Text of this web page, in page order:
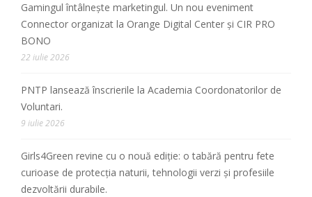
Gamingul întâlnește marketingul. Un nou eveniment
Connector organizat la Orange Digital Center și CIR PRO
BONO
22 iulie 2026
PNTP lansează înscrierile la Academia Coordonatorilor de
Voluntari.
9 iulie 2026
Girls4Green revine cu o nouă ediție: o tabără pentru fete
curioase de protecția naturii, tehnologii verzi și profesiile
dezvoltării durabile.